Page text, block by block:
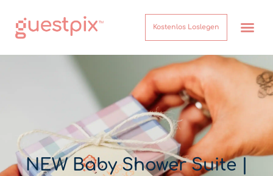
Kostenlos Loslegen
NEW Baby Shower Suite |